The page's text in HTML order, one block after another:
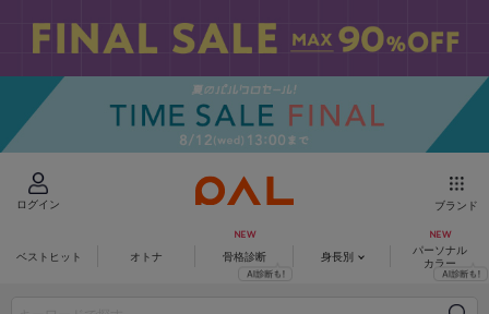
ログイン ブランド
ベストヒット オトナ 骨格診断 身長別
パーソナル
カラー